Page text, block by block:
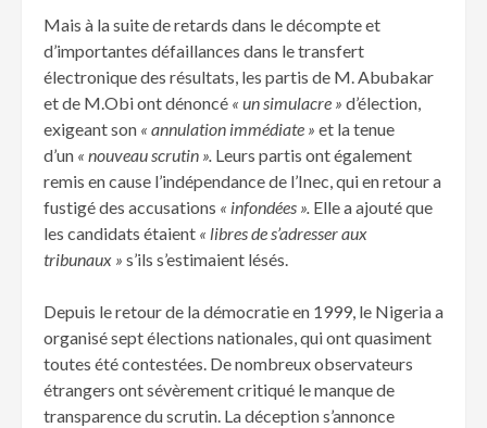
Mais à la suite de retards dans le décompte et
d’importantes défaillances dans le transfert
électronique des résultats, les partis de M. Abubakar
et de M.Obi ont dénoncé « un simulacre » d’élection,
exigeant son « annulation immédiate » et la tenue
d’un « nouveau scrutin ». Leurs partis ont également
remis en cause l’indépendance de l’Inec, qui en retour a
fustigé des accusations « infondées ». Elle a ajouté que
les candidats étaient « libres de s’adresser aux
tribunaux » s’ils s’estimaient lésés.
Depuis le retour de la démocratie en 1999, le Nigeria a
organisé sept élections nationales, qui ont quasiment
toutes été contestées. De nombreux observateurs
étrangers ont sévèrement critiqué le manque de
transparence du scrutin. La déception s’annonce